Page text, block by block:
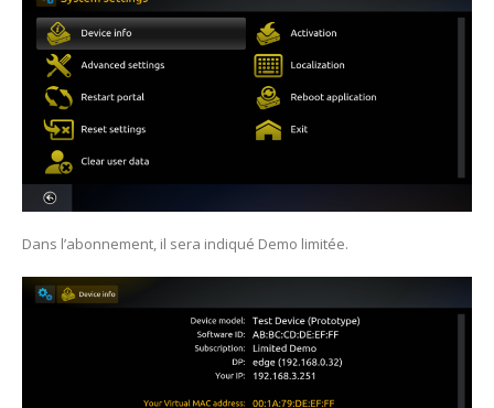
Dans l’abonnement, il sera indiqué Demo limitée.